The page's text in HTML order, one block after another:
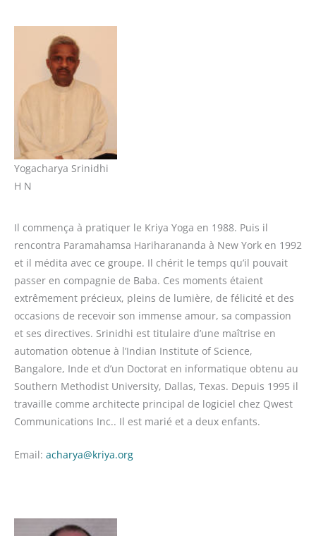
Yogacharya Srinidhi
H N
Il commença à pratiquer le Kriya Yoga en 1988. Puis il
rencontra Paramahamsa Hariharananda à New York en 1992
et il médita avec ce groupe. Il chérit le temps qu’il pouvait
passer en compagnie de Baba. Ces moments étaient
extrêmement précieux, pleins de lumière, de félicité et des
occasions de recevoir son immense amour, sa compassion
et ses directives. Srinidhi est titulaire d’une maîtrise en
automation obtenue à l’Indian Institute of Science,
Bangalore, Inde et d’un Doctorat en informatique obtenu au
Southern Methodist University, Dallas, Texas. Depuis 1995 il
travaille comme architecte principal de logiciel chez Qwest
Communications Inc.. Il est marié et a deux enfants.
Email: acharya@kriya.org